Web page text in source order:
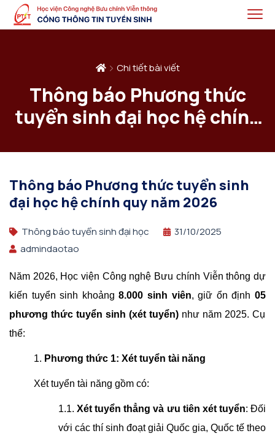
Chi tiết bài viết
Thông báo Phương thức
tuyển sinh đại học hệ chính
Thông báo Phương thức tuyển sinh
đại học hệ chính quy năm 2026
Thông báo tuyển sinh đại học
31/10/2025
admindaotao
Năm 2026, Học viện Công nghệ Bưu chính Viễn thông dự
kiến tuyển sinh khoảng8.000 sinh viên, giữ ổn định05
phương thức tuyển sinh (xét tuyển) như năm 2025. Cụ
thể:
1. Phương thức 1: Xét tuyển tài năng
Xét tuyển tài năng gồm có:
1.1.Xét tuyển thẳng và ưu tiên xét tuyển: Đối
với các thí sinh đoạt giải Quốc gia, Quốc tế theo